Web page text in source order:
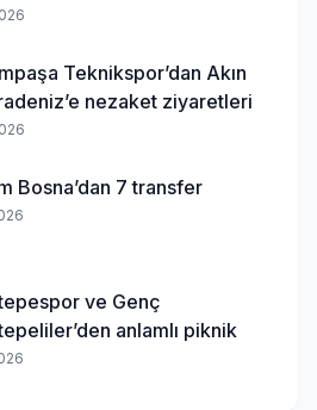
Teknikspor’dan Akın
nezaket ziyaretleri
Bosna’dan 7 transfer
ve Genç
anlamlı piknik